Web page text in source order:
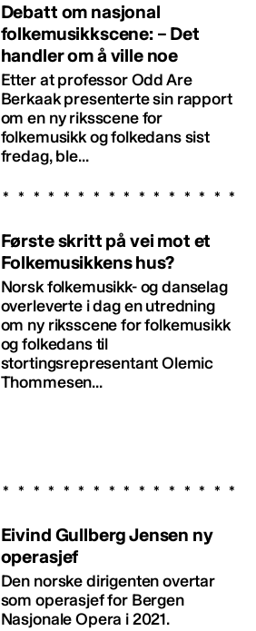
Debatt om nasjonal
folkemusikkscene: – Det
handler om å ville noe
Etter at professor Odd Are
Berkaak presenterte sin rapport
om en ny riksscene for
folkemusikk og folkedans sist
fredag, ble...
Første skritt på vei mot et
Folkemusikkens hus?
Norsk folkemusikk- og danselag
overleverte i dag en utredning
om ny riksscene for folkemusikk
og folkedans til
stortingsrepresentant Olemic
Thommesen...
Eivind Gullberg Jensen ny
operasjef
Den norske dirigenten overtar
som operasjef for Bergen
Nasjonale Opera i 2021.